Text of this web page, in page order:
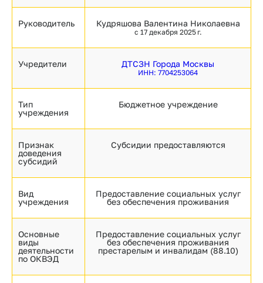
Руководитель Кудряшова Валентина Николаевна
с 17 декабря 2025 г.
Учредители ДТСЗН Города Москвы
ИНН: 7704253064
Тип
учреждения
Бюджетное учреждение
Признак
доведения
субсидий
Субсидии предоставляются
Вид
учреждения
Предоставление социальных услуг
без обеспечения проживания
Основные
виды
деятельности
по ОКВЭД
Предоставление социальных услуг
без обеспечения проживания
престарелым и инвалидам (88.10)